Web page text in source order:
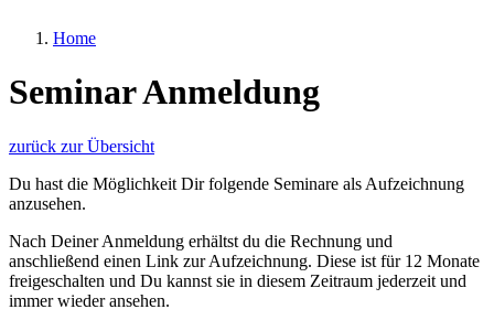
Home
Seminar Anmeldung
zurück zur Übersicht
Du hast die Möglichkeit Dir folgende Seminare als Aufzeichnung
anzusehen.
Nach Deiner Anmeldung erhältst du die Rechnung und
anschließend einen Link zur Aufzeichnung. Diese ist für 12 Monate
freigeschalten und Du kannst sie in diesem Zeitraum jederzeit und
immer wieder ansehen.